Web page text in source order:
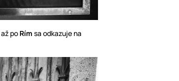
až po Rím sa odkazuje na